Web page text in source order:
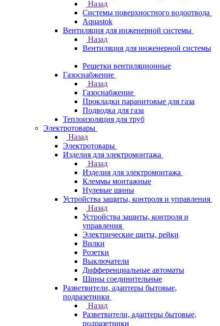
Назад
Системы поверхностного водоотвода
Aquastok
Вентиляция для инженерной системы
Назад
Вентиляция для инженерной системы
Решетки вентиляционные
Газоснабжение
Назад
Газоснабжение
Прокладки паранитовые для газа
Подводка для газа
Теплоизоляция для труб
Электротовары
Назад
Электротовары
Изделия для электромонтажа
Назад
Изделия для электромонтажа
Клеммы монтажные
Нулевые шины
Устройства защиты, контроля и управления
Назад
Устройства защиты, контроля и
управления
Электрические щиты, рейки
Вилки
Розетки
Выключатели
Дифференциальные автоматы
Шины соединительные
Разветвители, адаптеры бытовые,
подразетники
Назад
Разветвители, адаптеры бытовые,
подразетники